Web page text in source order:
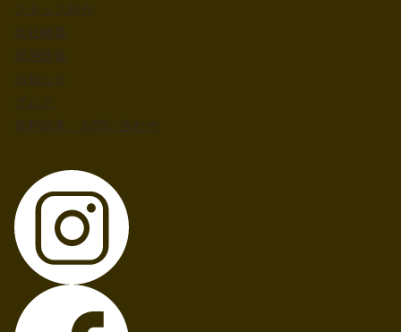
ブログ
スタッフ紹介
会社概要
採用情報
お知らせ
資料請求・お問い合わせ